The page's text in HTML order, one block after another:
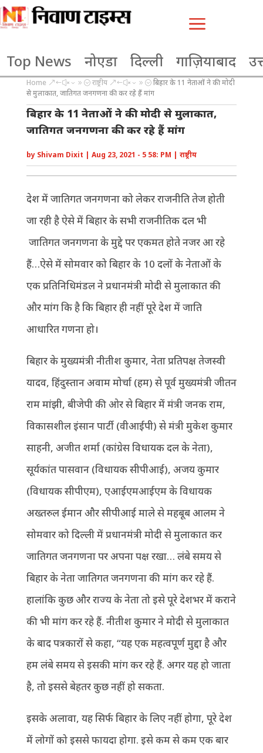
a
Top News नोएडा दिल्ली गाज़ियाबाद
Home &#x39; राष्ट्रीय &#x39; बिहार के 11 नेताओं ने की मोदी
से मुलाकात, जातिगत जनगणना की कर रहे हैं मांग
बिहार के 11 नेताओं ने की मोदी से मुलाकात,
जातिगत जनगणना की कर रहे हैं मांग
by Shivam Dixit | Aug 23, 2021 - 5 58: PM | राष्ट्रीय
देश में जातिगत जनगणना को लेकर राजनीति तेज होती
जा रही है ऐसे में बिहार के सभी राजनीतिक दल भी
जातिगत जनगणना के मुद्दे पर एकमत होते नजर आ रहे
हैं…ऐसे में सोमवार को बिहार के 10 दलों के नेताओं के
एक प्रतिनिधिमंडल ने प्रधानमंत्री मोदी से मुलाकात की
और मांग कि है कि बिहार ही नहीं पूरे देश में जाति
आधारित गणना हो।
बिहार के मुख्यमंत्री नीतीश कुमार, नेता प्रतिपक्ष तेजस्वी
यादव, हिंदुस्तान अवाम मोर्चा (हम) से पूर्व मुख्यमंत्री जीतन
राम मांझी, बीजेपी की ओर से बिहार में मंत्री जनक राम,
विकासशील इंसान पार्टी (वीआईपी) से मंत्री मुकेश कुमार
साहनी, अजीत शर्मा (कांग्रेस विधायक दल के नेता),
सूर्यकांत पासवान (विधायक सीपीआई), अजय कुमार
(विधायक सीपीएम), एआईएमआईएम के विधायक
अख्‍तरुल ईमान और सीपीआई माले से महबूब आलम ने
सोमवार को दिल्ली में प्रधानमंत्री मोदी से मुलाकात कर
जातिगत जनगणना पर अपना पक्ष रखा… लंबे समय से
बिहार के नेता जातिगत जनगणना की मांग कर रहे हैं.
हालांकि कुछ और राज्य के नेता तो इसे पूरे देशभर में कराने
की भी मांग कर रहे हैं. नीतीश कुमार ने मोदी से मुलाकात
के बाद पत्रकारों से कहा, “यह एक महत्वपूर्ण मुद्दा है और
हम लंबे समय से इसकी मांग कर रहे हैं. अगर यह हो जाता
है, तो इससे बेहतर कुछ नहीं हो सकता.
इसके अलावा, यह सिर्फ बिहार के लिए नहीं होगा, पूरे देश
में लोगों को इससे फायदा होगा. इसे कम से कम एक बार